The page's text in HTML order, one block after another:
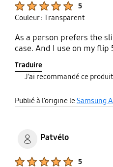
5
Couleur : Transparent
As a person prefers the
case. And I use on my
Traduire
J’ai recommandé ce
Publié à l’origine leSamsung
Patvélo
5